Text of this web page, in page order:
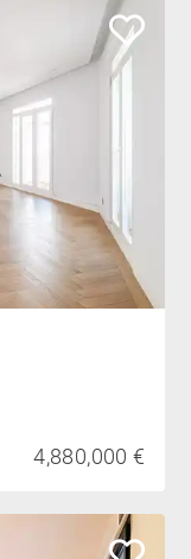
4,880,000 €